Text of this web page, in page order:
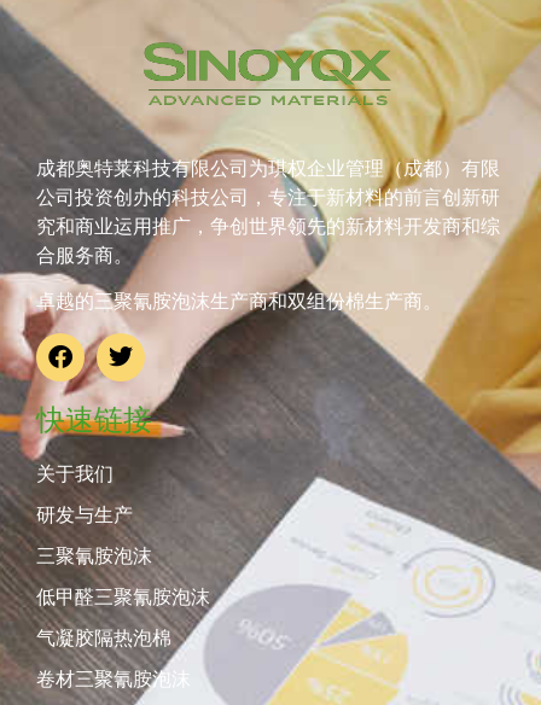
成都奥特莱科技有限公司为琪权企业管理（成都）有限
公司投资创办的科技公司，专注于新材料的前言创新研
究和商业运用推广，争创世界领先的新材料开发商和综
合服务商。
卓越的三聚氰胺泡沫生产商和双组份棉生产商。
快速链接
关于我们
研发与生产
三聚氰胺泡沫
低甲醛三聚氰胺泡沫
气凝胶隔热泡棉
卷材三聚氰胺泡沫